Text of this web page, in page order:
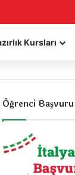
Kursları
Öğrenci